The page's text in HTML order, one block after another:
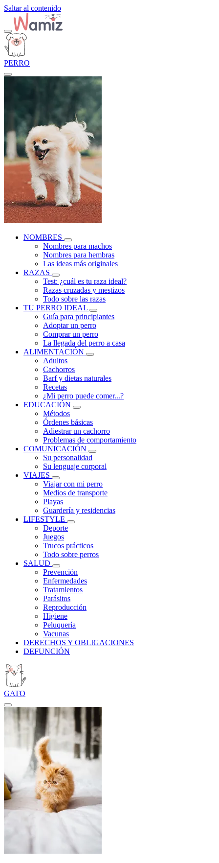
Saltar al contenido
PERRO
NOMBRES
Nombres para machos
Nombres para hembras
Las ideas más originales
RAZAS
Test: ¿cuál es tu raza ideal?
Razas cruzadas y mestizos
Todo sobre las razas
TU PERRO IDEAL
Guía para principiantes
Adoptar un perro
Comprar un perro
La llegada del perro a casa
ALIMENTACIÓN
Adultos
Cachorros
Barf y dietas naturales
Recetas
¿Mi perro puede comer...?
EDUCACIÓN
Métodos
Órdenes básicas
Adiestrar un cachorro
Problemas de comportamiento
COMUNICACIÓN
Su personalidad
Su lenguaje corporal
VIAJES
Viajar con mi perro
Medios de transporte
Playas
Guardería y residencias
LIFESTYLE
Deporte
Juegos
Trucos prácticos
Todo sobre perros
SALUD
Prevención
Enfermedades
Tratamientos
Parásitos
Reproducción
Higiene
Peluquería
Vacunas
DERECHOS Y OBLIGACIONES
DEFUNCIÓN
GATO